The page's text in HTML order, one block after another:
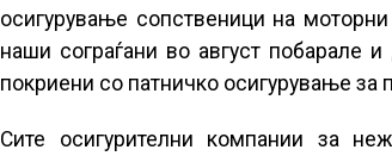
осигурување сопственици на
наши сограѓани во август побарале
покриени со патничко осигурување за
Сите осигурителни компании за